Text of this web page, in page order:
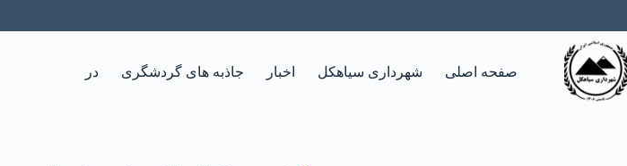
صفحه اصلی شهرداری سیاهکل اخبار جاذبه های گردشگری درباره سیاهکل